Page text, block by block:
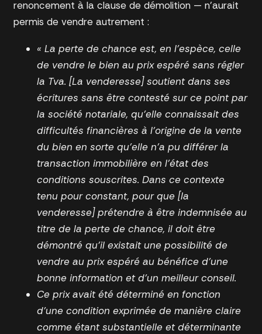
renoncement à la clause de démolition — n’aurait
permis de vendre autrement :
« La perte de chance est, en l’espèce, celle
de vendre le bien au prix espéré sans régler
la Tva. [La venderesse] soutient dans ses
écritures sans être contesté sur ce point par
la société notariale, qu’elle connaissait des
difficultés financières à l’origine de la vente
du bien en sorte qu’elle n’a pu différer la
transaction immobilière en l’état des
conditions souscrites. Dans ce contexte
tenu pour constant, pour que [la
venderesse] prétendre à être indemnisée au
titre de la perte de chance, il doit être
démontré qu’il existait une possibilité de
vendre au prix espéré au bénéfice d’une
bonne information et d’un meilleur conseil.
Ce prix avait été déterminé en fonction
d’une condition exprimée de manière claire
comme étant substantielle et déterminante